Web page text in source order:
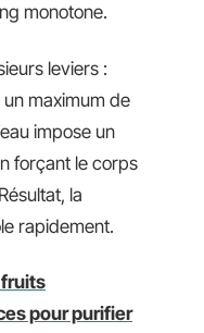
monotone.
leviers :
maximum de
impose un
forçant le corps
la
rapidement.
pour purifier